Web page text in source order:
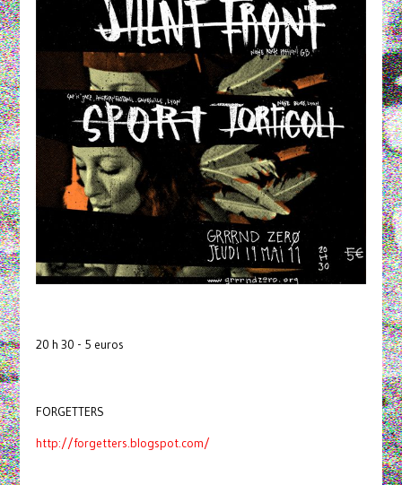
20 h 30 - 5 euros
FORGETTERS
http://forgetters.blogspot.com/